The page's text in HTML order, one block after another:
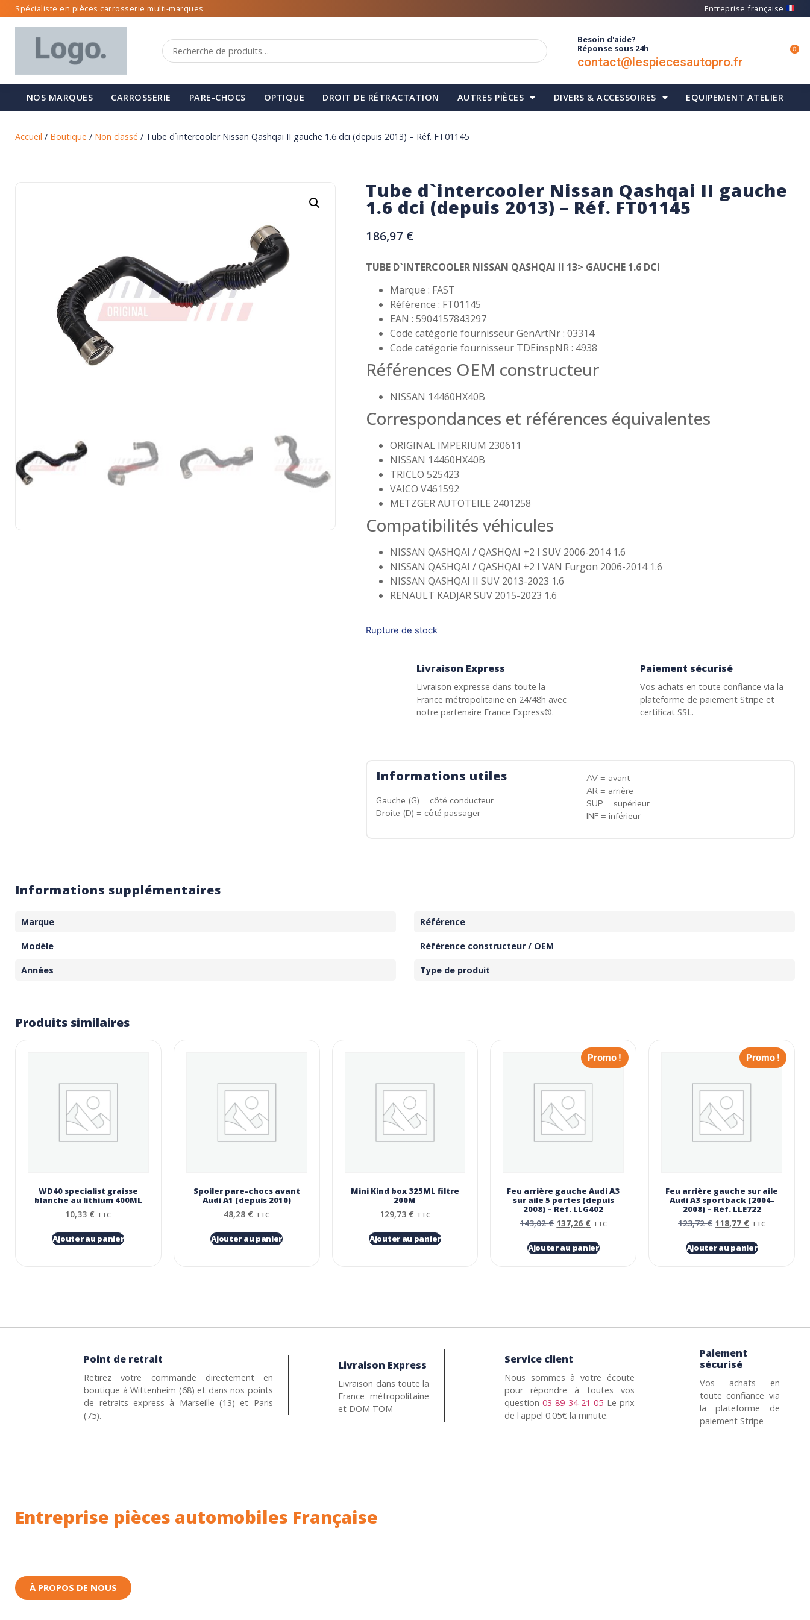
Spécialiste en pièces carrosserie multi-marques Entreprise française
Besoin d'aide?
Réponse sous 24h
contact@lespiecesautopro.fr
0
NOS MARQUES CARROSSERIE PARE-CHOCS OPTIQUE DROIT DE RÉTRACTATION AUTRES PIÈCES DIVERS & ACCESSOIRES EQUIPEMENT ATELIER
Accueil / Boutique / Non classé / Tube d`intercooler Nissan Qashqai II gauche 1.6 dci (depuis 2013) – Réf. FT01145
Tube d`intercooler Nissan Qashqai II gauche
1.6 dci (depuis 2013) – Réf. FT01145
186,97 €
TUBE D`INTERCOOLER NISSAN QASHQAI II 13> GAUCHE 1.6 DCI
Marque : FAST
Référence : FT01145
EAN : 5904157843297
Code catégorie fournisseur GenArtNr : 03314
Code catégorie fournisseur TDEinspNR : 4938
Références OEM constructeur
NISSAN 14460HX40B
Correspondances et références équivalentes
ORIGINAL IMPERIUM 230611
NISSAN 14460HX40B
TRICLO 525423
VAICO V461592
METZGER AUTOTEILE 2401258
Compatibilités véhicules
NISSAN QASHQAI / QASHQAI +2 I SUV 2006-2014 1.6
NISSAN QASHQAI / QASHQAI +2 I VAN Furgon 2006-2014 1.6
NISSAN QASHQAI II SUV 2013-2023 1.6
RENAULT KADJAR SUV 2015-2023 1.6
Rupture de stock
Livraison Express
Livraison expresse dans toute la
France métropolitaine en 24/48h avec
notre partenaire France Express®.
Paiement sécurisé
Vos achats en toute confiance via la
plateforme de paiement Stripe et
certificat SSL.
Informations utiles
Gauche (G) = côté conducteur
Droite (D) = côté passager
AV = avant
AR = arrière
SUP = supérieur
INF = inférieur
Informations supplémentaires
Marque Référence
Modèle Référence constructeur / OEM
Années Type de produit
Produits similaires
WD40 specialist graisse
blanche au lithium 400ML
10,33 € TTC
Ajouter au panier
Spoiler pare-chocs avant
Audi A1 (depuis 2010)
48,28 € TTC
Ajouter au panier
Mini Kind box 325ML filtre
200Μ
129,73 € TTC
Ajouter au panier
Promo !
Feu arrière gauche Audi A3
sur aile 5 portes (depuis
2008) – Réf. LLG402
143,02€ 137,26 € TTC
Ajouter au panier
Promo !
Feu arrière gauche sur aile
Audi A3 sportback (2004-
2008) – Réf. LLE722
123,72€ 118,77 € TTC
Ajouter au panier
Point de retrait
Retirez votre commande directement en
boutique à Wittenheim (68) et dans nos points
de retraits express à Marseille (13) et Paris
(75).
Livraison Express
Livraison dans toute la
France métropolitaine
et DOM TOM
Service client
Nous sommes à votre écoute
pour répondre à toutes vos
question03 89 34 21 05 Le prix
de l'appel 0.05€ la minute.
Paiement
sécurisé
Vos achats en
toute confiance via
la plateforme de
paiement Stripe
Entreprise pièces automobiles Française
À PROPOS DE NOUS